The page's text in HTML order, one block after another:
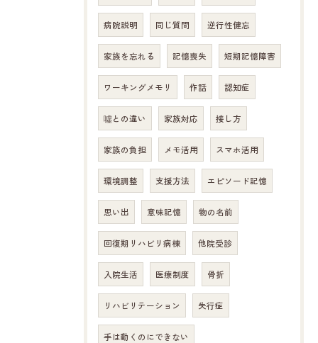
病院説明 同じ質問 逆行性健忘
家族を忘れる 記憶喪失 短期記憶障害
ワーキングメモリ 作話 認知症
噓との違い 家族対応 接し方
家族の負担 メモ活用 スマホ活用
環境調整 支援方法 エピソード記憶
思い出 意味記憶 物の名前
回復期リハビリ病棟 他院受診
入院生活 医療制度 骨折
リハビリテーション 失行症
手は動くのにできない